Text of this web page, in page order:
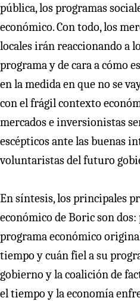
pública, los programas
económico. Con todo, los
locales irán reaccionando a
programa y de cara a cómo
en la medida en que no se
con el frágil contexto
mercados e inversionistas
escépticos ante las buenas
voluntaristas del futuro
En síntesis, los principales
económico de Boric son
programa económico
tiempo y cuán fiel a su
gobierno y la coalición de
el tiempo y la economía